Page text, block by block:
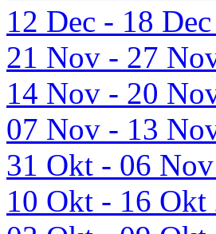
12 Dec - 18
21 Nov - 27
14 Nov - 20
07 Nov - 13
31 Okt - 06
10 Okt - 16 Okt